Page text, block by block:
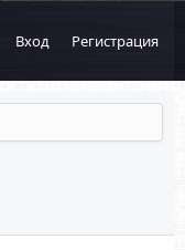
Вход Регистрация